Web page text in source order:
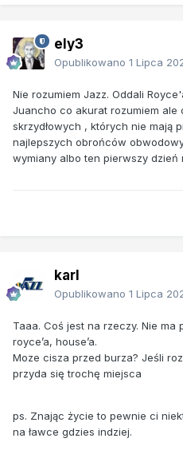
ely3
Opublikowano 1 Lipca
Nie rozumiem Jazz. Oddali
Juancho co akurat rozumiem ale
skrzydłowych , których nie mają
najlepszych obrońców
wymiany albo ten pierwszy dzień
karl
Opublikowano 1 Lipca
Taaa. Coś jest na rzeczy. Nie
royce’a, house’a.
Moze cisza przed burza? Jeśli
przyda się trochę miejsca
ps. Znając życie to pewnie ci
na ławce gdzies indziej.